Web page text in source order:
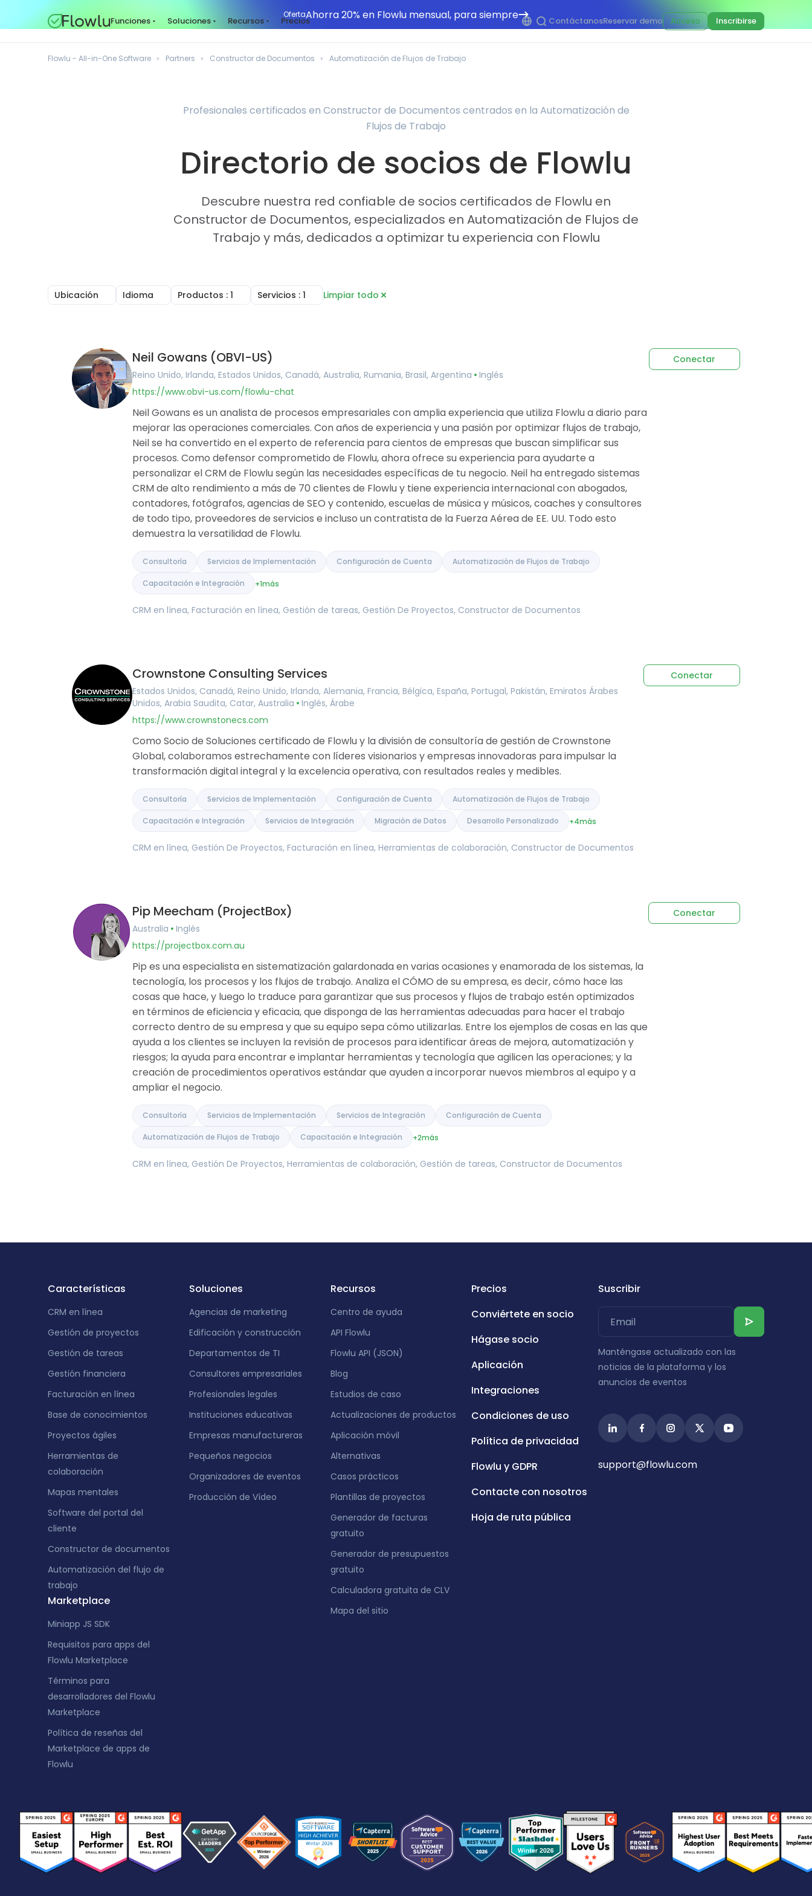
OfertaAhorra 20% en Flowlu mensual, para siempre
Funciones Soluciones Recursos Precios ContáctanosReservar demo Acceso Inscribirse
Flowlu - All-in-One Software Partners Constructor de Documentos Automatización de Flujos de Trabajo
Profesionales certificados en Constructor de Documentos centrados en la Automatización de
Flujos de Trabajo
Directorio de socios de Flowlu
Descubre nuestra red confiable de socios certificados de Flowlu en
Constructor de Documentos, especializados en Automatización de Flujos de
Trabajo y más, dedicados a optimizar tu experiencia con Flowlu
Ubicación
Canadá
Australia
Rumania
Brasil
Argentina
Alemania
Emiratos Árabes Unidos
Arabia Saudita
Idioma
Francés
Alemán
Húngaro
Rumano
Productos : 1
Gestión De Proyectos
Constructor de Documentos
Herramientas de colaboración
Base de Conocimientos
Gestión Financiera
Software de portal de clientes
Agile and Issue Tracker
Mapas Mentales
Servicios : 1
Capacitación e Integración
Servicios de Integración
Migración de Datos
Desarrollo Personalizado
Limpiar todo
Neil Gowans (OBVI-US)
Reino Unido, Irlanda, Estados Unidos, Canadá, Australia, Rumania, Brasil, Argentina Inglés
https://www.obvi-us.com/flowlu-chat
Neil Gowans es un analista de procesos empresariales con amplia experiencia que utiliza Flowlu a diario para
mejorar las operaciones comerciales. Con años de experiencia y una pasión por optimizar flujos de trabajo,
Neil se ha convertido en el experto de referencia para cientos de empresas que buscan simplificar sus
procesos. Como defensor comprometido de Flowlu, ahora ofrece su experiencia para ayudarte a
personalizar el CRM de Flowlu según las necesidades específicas de tu negocio. Neil ha entregado sistemas
CRM de alto rendimiento a más de 70 clientes de Flowlu y tiene experiencia internacional con abogados,
contadores, fotógrafos, agencias de SEO y contenido, escuelas de música y músicos, coaches y consultores
de todo tipo, proveedores de servicios e incluso un contratista de la Fuerza Aérea de EE. UU. Todo esto
demuestra la versatilidad de Flowlu.
Consultoría Servicios de Implementación Configuración de Cuenta Automatización de Flujos de Trabajo
Capacitación e Integración +1más
CRM en línea, Facturación en línea, Gestión de tareas, Gestión De Proyectos, Constructor de Documentos
Conectar
Crownstone Consulting Services
Estados Unidos, Canadá, Reino Unido, Irlanda, Alemania, Francia, Bélgica, España, Portugal, Pakistán, Emiratos Árabes
Unidos, Arabia Saudita, Catar, Australia Inglés, Árabe
https://www.crownstonecs.com
Como Socio de Soluciones certificado de Flowlu y la división de consultoría de gestión de Crownstone
Global, colaboramos estrechamente con líderes visionarios y empresas innovadoras para impulsar la
transformación digital integral y la excelencia operativa, con resultados reales y medibles.
Consultoría Servicios de Implementación Configuración de Cuenta Automatización de Flujos de Trabajo
Capacitación e Integración Servicios de Integración Migración de Datos Desarrollo Personalizado +4más
CRM en línea, Gestión De Proyectos, Facturación en línea, Herramientas de colaboración, Constructor de Documentos
Conectar
Pip Meecham (ProjectBox)
Australia Inglés
https://projectbox.com.au
Pip es una especialista en sistematización galardonada en varias ocasiones y enamorada de los sistemas, la
tecnología, los procesos y los flujos de trabajo. Analiza el CÓMO de su empresa, es decir, cómo hace las
cosas que hace, y luego lo traduce para garantizar que sus procesos y flujos de trabajo estén optimizados
en términos de eficiencia y eficacia, que disponga de las herramientas adecuadas para hacer el trabajo
correcto dentro de su empresa y que su equipo sepa cómo utilizarlas. Entre los ejemplos de cosas en las que
ayuda a los clientes se incluyen la revisión de procesos para identificar áreas de mejora, automatización y
riesgos; la ayuda para encontrar e implantar herramientas y tecnología que agilicen las operaciones; y la
creación de procedimientos operativos estándar que ayuden a incorporar nuevos miembros al equipo y a
ampliar el negocio.
Consultoría Servicios de Implementación Servicios de Integración Configuración de Cuenta
Automatización de Flujos de Trabajo Capacitación e Integración +2más
CRM en línea, Gestión De Proyectos, Herramientas de colaboración, Gestión de tareas, Constructor de Documentos
Conectar
Características
CRM en línea
Gestión de proyectos
Gestión de tareas
Gestión financiera
Facturación en línea
Base de conocimientos
Proyectos ágiles
Herramientas de
colaboración
Mapas mentales
Software del portal del
cliente
Constructor de documentos
Automatización del flujo de
trabajo
Marketplace
Miniapp JS SDK
Requisitos para apps del
Flowlu Marketplace
Términos para
desarrolladores del Flowlu
Marketplace
Política de reseñas del
Marketplace de apps de
Flowlu
Soluciones
Agencias de marketing
Edificación y construcción
Departamentos de TI
Consultores empresariales
Profesionales legales
Instituciones educativas
Empresas manufactureras
Pequeños negocios
Organizadores de eventos
Producción de Vídeo
Recursos
Centro de ayuda
API Flowlu
Flowlu API (JSON)
Blog
Estudios de caso
Actualizaciones de productos
Aplicación móvil
Alternativas
Casos prácticos
Plantillas de proyectos
Generador de facturas
gratuito
Generador de presupuestos
gratuito
Calculadora gratuita de CLV
Mapa del sitio
Precios
Conviértete en socio
Hágase socio
Aplicación
Integraciones
Condiciones de uso
Política de privacidad
Flowlu y GDPR
Contacte con nosotros
Hoja de ruta pública
Suscribir
Manténgase actualizado con las
noticias de la plataforma y los
anuncios de eventos
support@flowlu.com